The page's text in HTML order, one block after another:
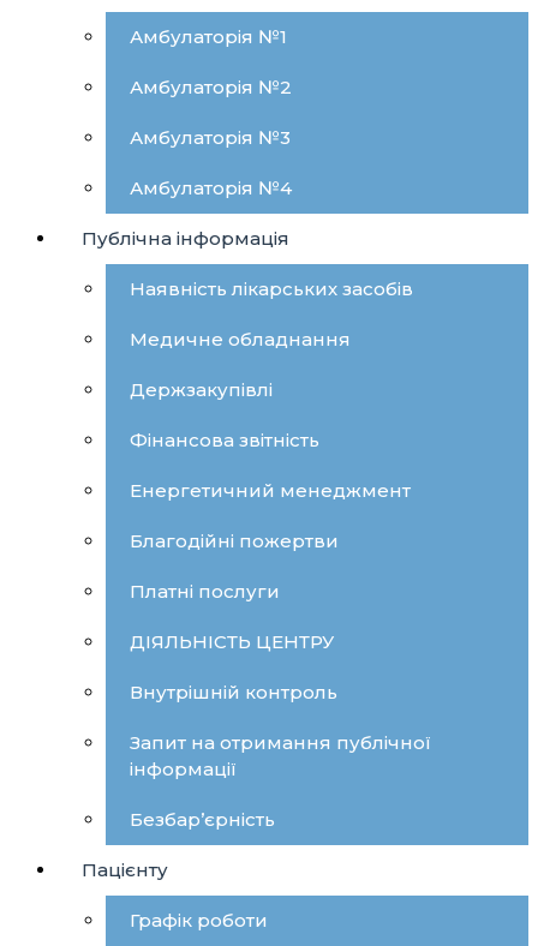
Амбулаторія №1
Амбулаторія №2
Амбулаторія №3
Амбулаторія №4
Публічна інформація
Наявність лікарських засобів
Медичне обладнання
Держзакупівлі
Фінансова звітність
Енергетичний менеджмент
Благодійні пожертви
Платні послуги
ДІЯЛЬНІСТЬ ЦЕНТРУ
Внутрішній контроль
Запит на отримання публічної
інформації
Безбар’єрність
Пацієнту
Графік роботи